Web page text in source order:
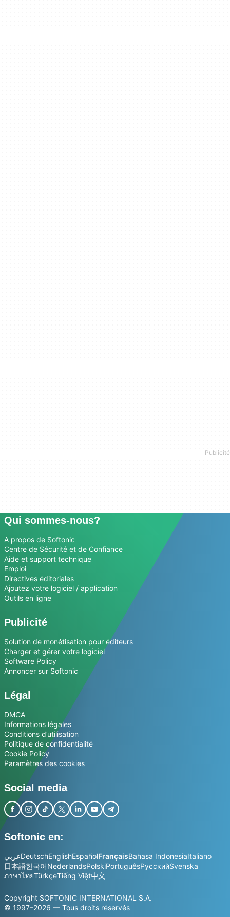
Qui sommes-nous?
A propos de Softonic
Centre de Sécurité et de Confiance
Aide et support technique
Emploi
Directives éditoriales
Ajoutez votre logiciel / application
Outils en ligne
Publicité
Solution de monétisation pour éditeurs
Charger et gérer votre logiciel
Software Policy
Annoncer sur Softonic
Légal
DMCA
Informations légales
Conditions d’utilisation
Politique de confidentialité
Cookie Policy
Paramètres des cookies
Social media
Softonic en:
عربيDeutschEnglishEspañolFrançaisBahasa IndonesiaItaliano
日本語한국어NederlandsPolskiPortuguêsРусскийSvenska
ภาษาไทยTürkçeTiếng Việt中文
Copyright SOFTONIC INTERNATIONAL S.A.
© 1997–2026 — Tous droits réservés